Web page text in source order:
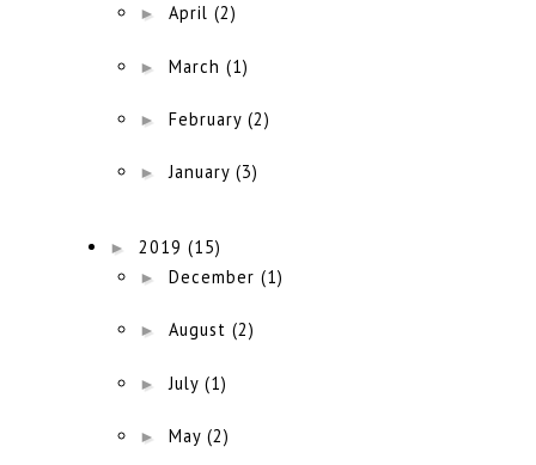
►April(2)
►March(1)
►February(2)
►January(3)
► 2019(15)
►December(1)
►August(2)
►July(1)
►May(2)